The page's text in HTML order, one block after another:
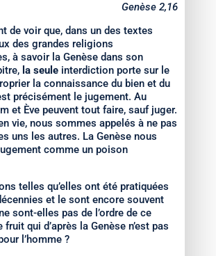
Genèse 2,16
de voir que, dans un des textes
des grandes religions
à savoir la Genèse dans son
la seuleinterdiction porte sur le
la connaissance du bien et du
précisément le jugement. Au
et Ève peuvent tout faire, sauf juger.
vie, nous sommes appelés à ne pas
uns les autres. La Genèse nous
comme un poison
telles qu’elles ont été pratiquées
et le sont encore souvent
sont-elles pas de l’ordre de ce
qui d’après la Genèse n’est pas
l’homme ?